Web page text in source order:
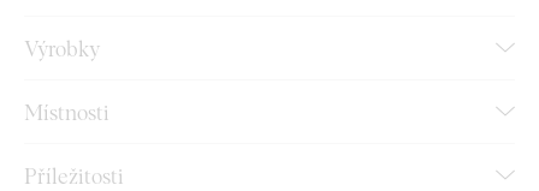
Výrobky
Místnosti
Příležitosti